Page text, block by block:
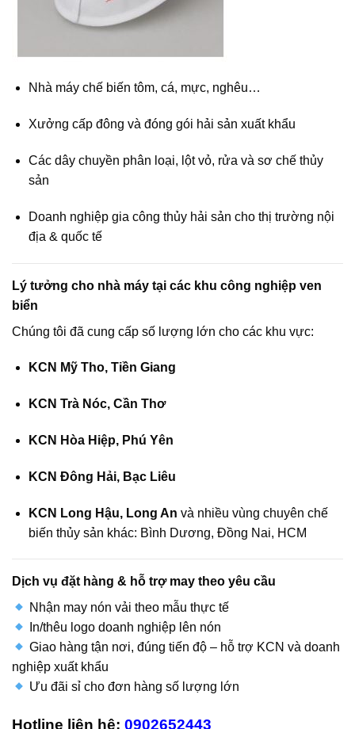
Nhà máy chế biến tôm, cá, mực, nghêu…
Xưởng cấp đông và đóng gói hải sản xuất khẩu
Các dây chuyền phân loại, lột vỏ, rửa và sơ chế thủy
sản
Doanh nghiệp gia công thủy hải sản cho thị trường nội
địa & quốc tế
Lý tưởng cho nhà máy tại các khu công nghiệp ven
biển
Chúng tôi đã cung cấp số lượng lớn cho các khu vực:
KCN Mỹ Tho, Tiền Giang
KCN Trà Nóc, Cần Thơ
KCN Hòa Hiệp, Phú Yên
KCN Đông Hải, Bạc Liêu
KCN Long Hậu, Long An và nhiều vùng chuyên chế
biến thủy sản khác: Bình Dương, Đồng Nai, HCM
Dịch vụ đặt hàng & hỗ trợ may theo yêu cầu
Nhận may nón vải theo mẫu thực tế
In/thêu logo doanh nghiệp lên nón
Giao hàng tận nơi, đúng tiến độ – hỗ trợ KCN và doanh
nghiệp xuất khẩu
Ưu đãi sỉ cho đơn hàng số lượng lớn
Hotline liên hệ: 0902652443